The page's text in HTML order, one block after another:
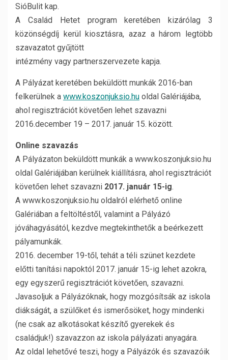
SióBulit kap.
A Család Hetet program keretében kizárólag 3
közönségdíj kerül kiosztásra, azaz a három legtöbb
szavazatot gyűjtött
intézmény vagy partnerszervezete kapja.
A Pályázat keretében beküldött munkák 2016-ban
felkerülnek a www.koszonjuksio.hu oldal Galériájába,
ahol regisztrációt követően lehet szavazni
2016.december 19 – 2017. január 15. között.
Online szavazás
A Pályázaton beküldött munkák a www.koszonjuksio.hu
oldal Galériájában kerülnek kiállításra, ahol regisztrációt
követően lehet szavazni 2017. január 15-ig.
A www.koszonjuksio.hu oldalról elérhető online
Galériában a feltöltéstől, valamint a Pályázó
jóváhagyásától, kezdve megtekinthetők a beérkezett
pályamunkák.
2016. december 19-től, tehát a téli szünet kezdete
előtti tanítási napoktól 2017. január 15-ig lehet azokra,
egy egyszerű regisztrációt követően, szavazni.
Javasoljuk a Pályázóknak, hogy mozgósítsák az iskola
diákságát, a szülőket és ismerősöket, hogy mindenki
(ne csak az alkotásokat készítő gyerekek és
családjuk!) szavazzon az iskola pályázati anyagára.
Az oldal lehetővé teszi, hogy a Pályázók és szavazóik